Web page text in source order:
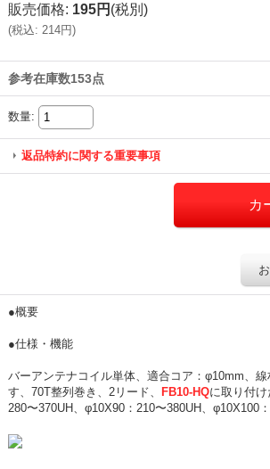
販売価格: 195円 (税別)
(税込: 214円)
参考在庫数153点
数量:
返品特約に関する重要事項
●概要
●仕様・機能
バーアンテナコイル単体、適合コア：φ10mm、
す、70T整列巻き、2リード、
FB10-HQに取り付
280〜370UH、φ10X90：210〜380UH、φ10X100